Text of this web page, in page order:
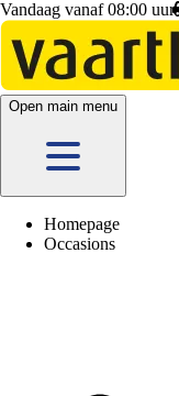
Vandaag vanaf 08:00 uur
Open main menu
Homepage
Occasions